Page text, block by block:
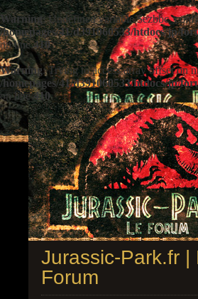
Warning: Undefined variable
/homepages/41/d391060533/htdocs/jp/
on line410
Warning: Trying to access array offset on
/homepages/41/d391060533/htdocs/jp/
on line410
Jurassic-Park.fr |
Forum